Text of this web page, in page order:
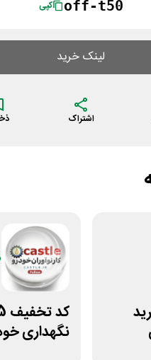
off-t50 کپی
لینک خرید
اشتراک
نگهداری